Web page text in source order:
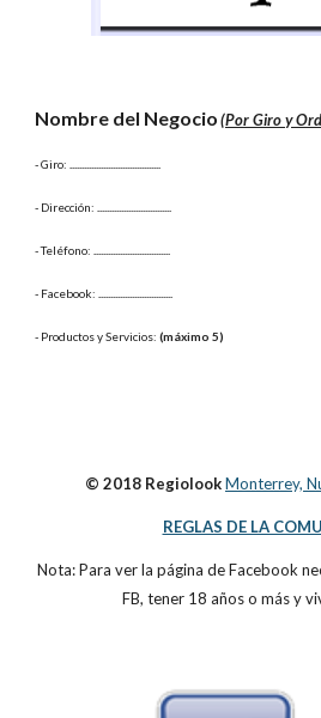
Nombre del Negocio (Por Giro y
- Giro:
- Dirección:
- Teléfono:
- Facebook:
- Productos y Servicios: (máximo 5)
© 2018 RegiolookMonterrey,
REGLAS DE LA
Nota: Para ver la página de Facebook
FB, tener 18 años o más y